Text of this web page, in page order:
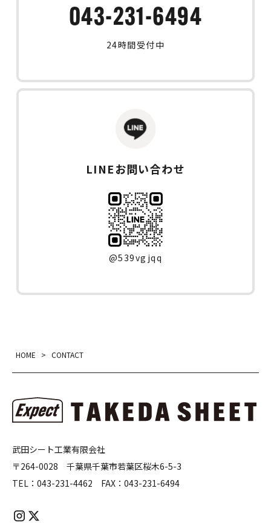
043-231-6494
24時間受付中
LINEお問い合わせ
@539vgjqq
HOME > CONTACT
武田シート工業有限会社
〒264-0028 千葉県千葉市若葉区桜木6-5-3
TEL： 043-231-4462 FAX： 043-231-6494